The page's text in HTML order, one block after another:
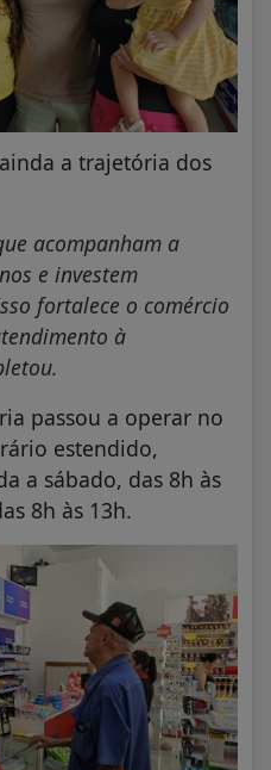
a trajetória dos
acompanham a
e investem
fortalece o comércio
à
passou a operar no
estendido,
a sábado, das 8h às
8h às 13h.